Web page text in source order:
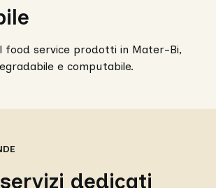
food service prodotti in Mater-Bi,
e computabile.
dedicati